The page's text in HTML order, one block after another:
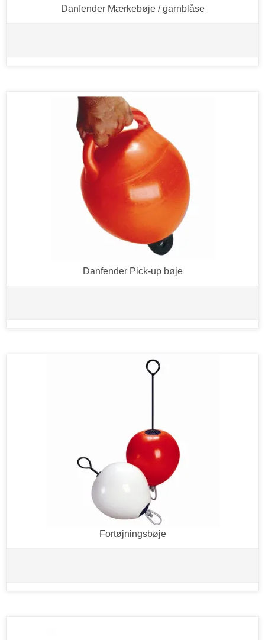
Danfender Mærkebøje / garnblåse
Danfender Pick-up bøje
Fortøjningsbøje